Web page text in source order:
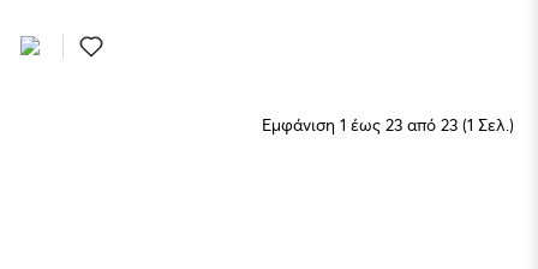
Εμφάνιση 1 έως 23 από 23 (1 Σελ.)